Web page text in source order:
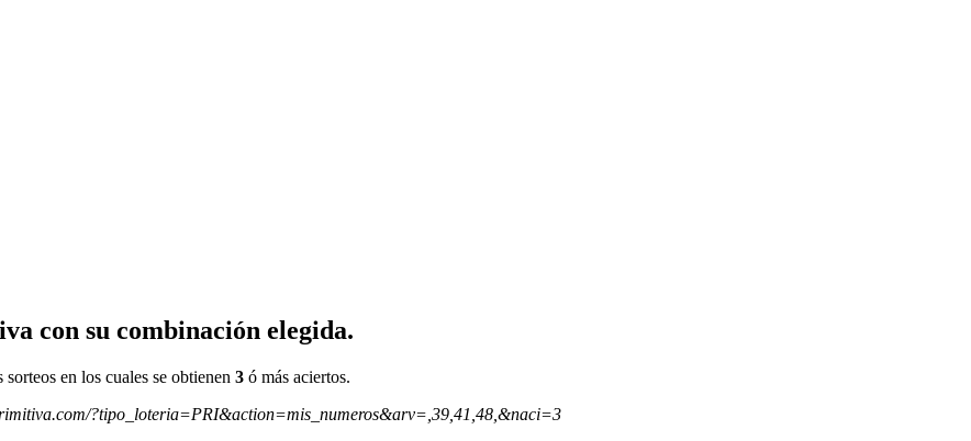
con su combinación elegida.
en los cuales se obtienen 3 ó más aciertos.
?tipo_loteria=PRI&action=mis_numeros&arv=,39,41,48,&naci=3